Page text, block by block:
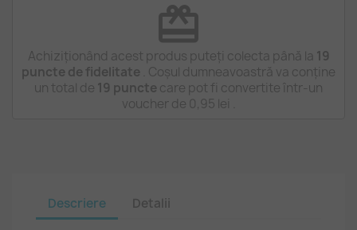
redeem
Achiziționând acest produs puteți colecta până la 19
puncte de fidelitate . Coșul dumneavoastră va conține
un total de 19 puncte care pot fi convertite într-un
voucher de 0,95 lei
Descriere Detalii